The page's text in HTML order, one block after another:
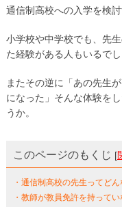
通信制高校への入学を検
小学校や中学校でも、先
た経験がある人もいるでし
またその逆に「あの先生
になった」そんな体験を
うか。
このページのもくじ [
・通信制高校の先生ってどん
・教師が教員免許を持ってい